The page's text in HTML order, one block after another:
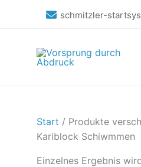
schmitzler-
Start / Produkte
Kariblock Schiwmmen
Einzelnes Ergebnis